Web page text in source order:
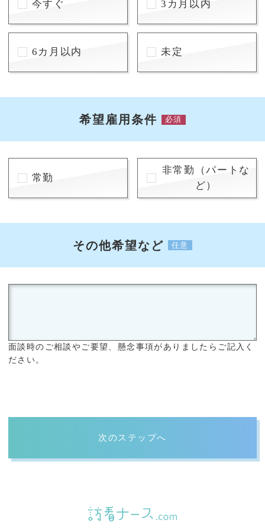
今すぐ 3カ月以内
6カ月以内 未定
希望雇用条件 必須
常勤
非常勤（パートな
ど）
その他希望など 任意
面談時のご相談やご要望、懸念事項がありましたらご記入く
ださい。
次のステップへ